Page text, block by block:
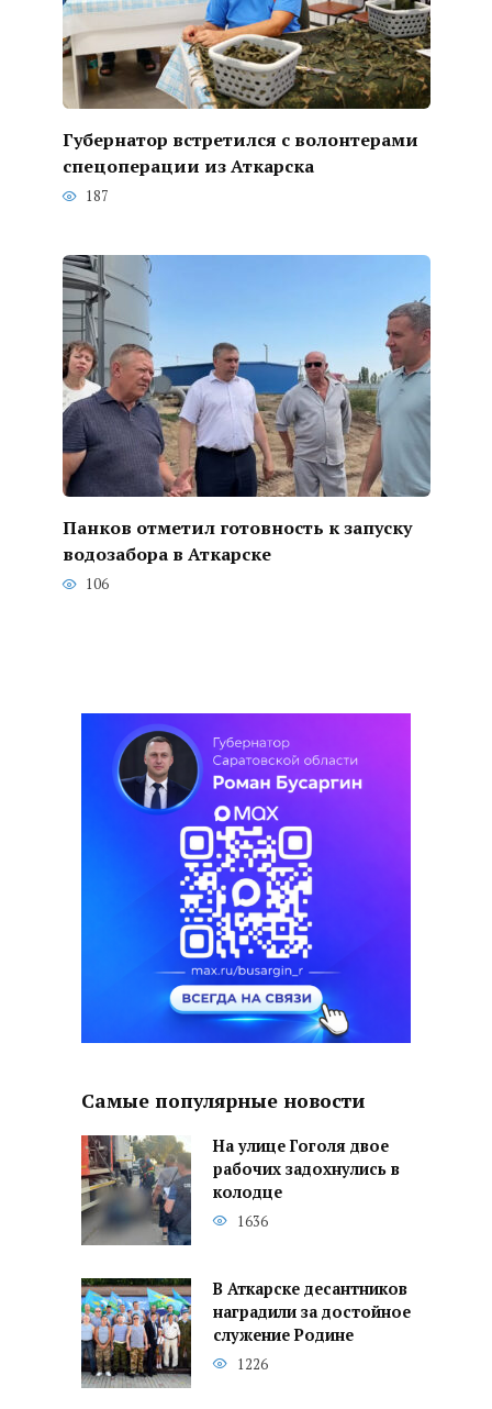
Губернатор встретился с волонтерами
спецоперации из Аткарска
187
Панков отметил готовность к запуску
водозабора в Аткарске
106
Самые популярные новости
На улице Гоголя двое
рабочих задохнулись в
колодце
1636
В Аткарске десантников
наградили за достойное
служение Родине
1226